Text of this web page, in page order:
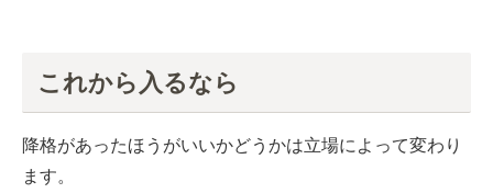
これから入るなら
降格があったほうがいいかどうかは立場によって変わり
ます。